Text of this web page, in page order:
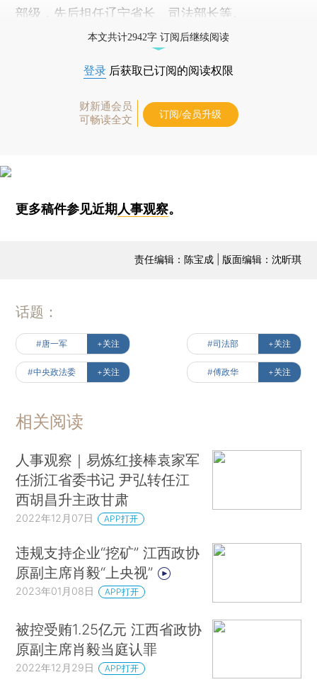
部级，先后担任辽宁省长、司法部长等。
本文共计2942字 订阅后继续阅读
登录 后获取已订阅的阅读权限
财新通会员
可畅读全文
订阅/会员升级
更多稿件参见近期人事观察。
责任编辑：陈宝成 | 版面编辑：沈昕琪
话题：
#唐一军 +关注 #司法部 +关注
#中央政法委 +关注 #傅政华 +关注
相关阅读
人事观察｜易炼红接棒袁家军
任浙江省委书记 尹弘转任江
西胡昌升主政甘肃
2022年12月07日 APP打开
违规支持企业“挖矿” 江西政协
原副主席肖毅“上央视”
2023年01月08日 APP打开
被控受贿1.25亿元 江西省政协
原副主席肖毅当庭认罪
2022年12月29日 APP打开